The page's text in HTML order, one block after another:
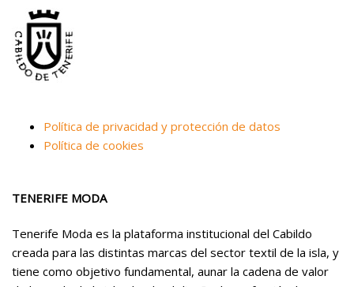
Política de privacidad y protección de datos
Política de cookies
TENERIFE MODA
Tenerife Moda es la plataforma institucional del Cabildo
creada para las distintas marcas del sector textil de la isla, y
tiene como objetivo fundamental, aunar la cadena de valor